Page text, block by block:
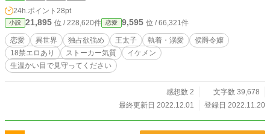
24h.ポイント 28pt
小説 21,895 位 / 228,620件 恋愛 9,595 位 / 66,321件
恋愛 異世界 独占欲強め 王太子 執着・溺愛
侯爵令嬢
18禁エロあり
ストーカー気質
イケメン
生温かい目で見守ってください
感想数 2
文字数 39,678
最終更新日 2022.12.01
登録日 2022.11.20